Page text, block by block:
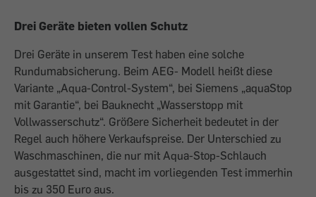
Drei Geräte bieten vollen Schutz
Drei Geräte in unserem Test haben eine solche
Rundumabsicherung. Beim AEG- Modell heißt diese
Variante „Aqua-Control-System“, bei Siemens „aquaStop
mit Garantie“, bei Bauknecht „Wasserstopp mit
Vollwasserschutz“. Größere Sicherheit bedeutet in der
Regel auch höhere Verkaufspreise. Der Unterschied zu
Waschmaschinen, die nur mit Aqua-Stop-Schlauch
ausgestattet sind, macht im vorliegenden Test immerhin
bis zu 350 Euro aus.